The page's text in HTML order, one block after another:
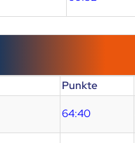
Punkte
64:40